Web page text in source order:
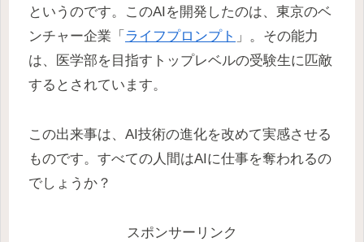
というのです。このAIを開発したのは、東京のベ
ンチャー企業「 ライフプロンプト 」。その能力
は、医学部を目指すトップレベルの受験生に匹敵
するとされています。
この出来事は、AI技術の進化を改めて実感させる
ものです。すべての人間はAIに仕事を奪われるの
でしょうか？
スポンサーリンク